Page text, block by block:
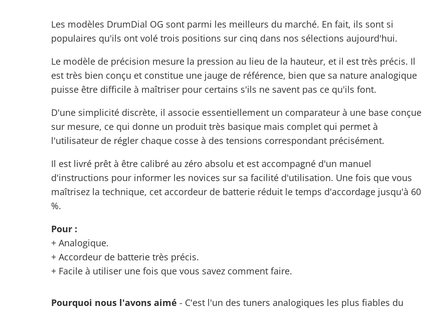
Les modèles DrumDial OG sont parmi les meilleurs du marché. En fait, ils sont si
populaires qu'ils ont volé trois positions sur cinq dans nos sélections aujourd'hui.
Le modèle de précision mesure la pression au lieu de la hauteur, et il est très précis. Il
est très bien conçu et constitue une jauge de référence, bien que sa nature analogique
puisse être difficile à maîtriser pour certains s'ils ne savent pas ce qu'ils font.
D'une simplicité discrète, il associe essentiellement un comparateur à une base conçue
sur mesure, ce qui donne un produit très basique mais complet qui permet à
l'utilisateur de régler chaque cosse à des tensions correspondant précisément.
Il est livré prêt à être calibré au zéro absolu et est accompagné d'un manuel
d'instructions pour informer les novices sur sa facilité d'utilisation. Une fois que vous
maîtrisez la technique, cet accordeur de batterie réduit le temps d'accordage jusqu'à 60
%.
Pour :
+ Analogique.
+ Accordeur de batterie très précis.
+ Facile à utiliser une fois que vous savez comment faire.
Pourquoi nous l'avons aimé - C'est l'un des tuners analogiques les plus fiables du